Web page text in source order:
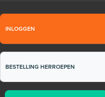
INLOGGEN
BESTELLING HERROEPEN